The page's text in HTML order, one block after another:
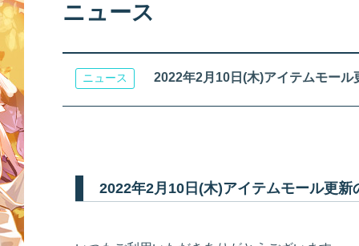
アップ
ニュース
ニュース 2022年2月10日(木)アイテムモール
2022年2月10日(木)アイテムモール更新